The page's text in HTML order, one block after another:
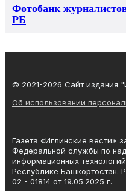
Фотобанк
РБ
© 2021-2026 Сайт издания
Об использовании
Газета «Иглинские вести»
Федеральной службы по
информационных
Республике
02 - 01814 от 19.05.2025 г.